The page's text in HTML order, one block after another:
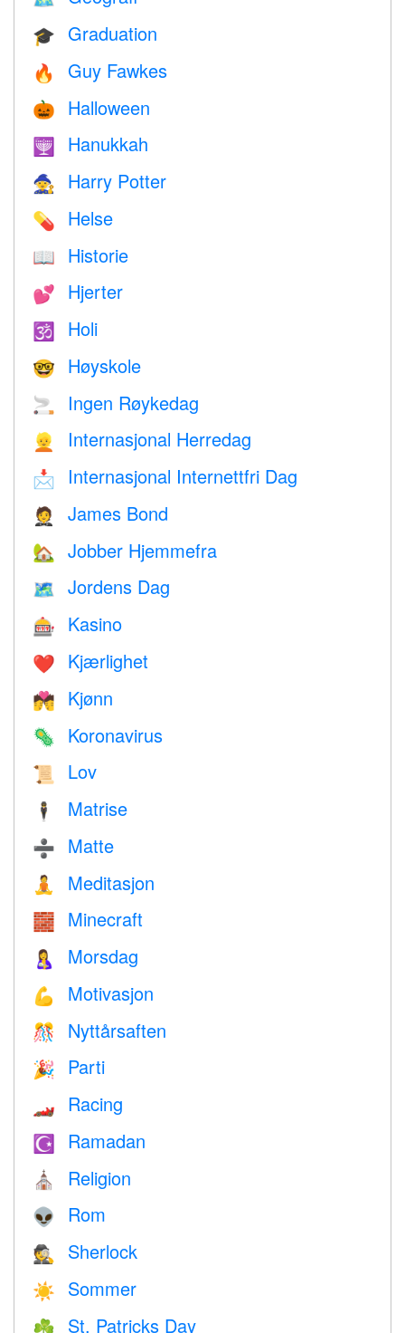
🎓 Graduation
🔥 Guy Fawkes
🎃 Halloween
🕎 Hanukkah
🧙 Harry Potter
💊 Helse
📖 Historie
💕 Hjerter
🕉 Holi
🤓 Høyskole
🚬 Ingen Røykedag
👱 Internasjonal Herredag
📩 Internasjonal Internettfri Dag
🤵 James Bond
🏡 Jobber Hjemmefra
🗺️ Jordens Dag
🎰 Kasino
❤️️ Kjærlighet
💏 Kjønn
🦠 Koronavirus
📜 Lov
🕴️ Matrise
➗ Matte
🧘 Meditasjon
🧱 Minecraft
🤱 Morsdag
💪 Motivasjon
🎊 Nyttårsaften
🎉 Parti
🏎 Racing
☪️ Ramadan
⛪️ Religion
👽 Rom
🕵️ Sherlock
☀️ Sommer
☘️ St. Patricks Day